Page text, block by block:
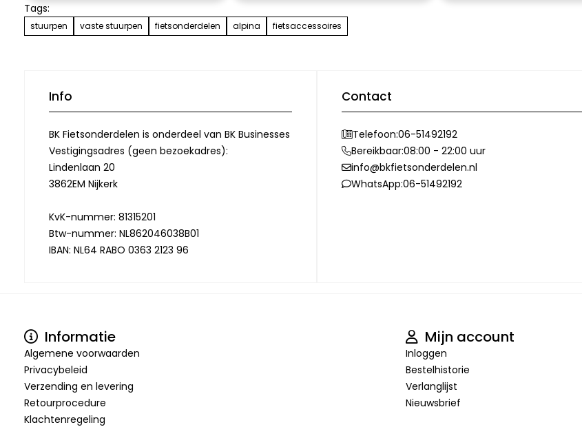
Tags:
stuurpen vaste stuurpen fietsonderdelen alpina fietsaccessoires
Info
BK Fietsonderdelen is onderdeel van BK Businesses
Vestigingsadres (geen bezoekadres):
Lindenlaan 20
3862EM Nijkerk
KvK-nummer: 81315201
Btw-nummer: NL862046038B01
IBAN: NL64 RABO 0363 2123 96
Contact
Telefoon:06-51492192
Bereikbaar:08:00 - 22:00 uur
info@bkfietsonderdelen.nl
WhatsApp:06-51492192
Informatie
Algemene voorwaarden
Privacybeleid
Verzending en levering
Retourprocedure
Klachtenregeling
Mijn account
Inloggen
Bestelhistorie
Verlanglijst
Nieuwsbrief